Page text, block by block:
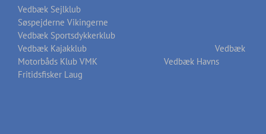
Vedbæk Sejlklub
Søspejderne Vikingerne
Vedbæk Sportsdykkerklub
Vedbæk Kajakklub
Vedbæk
Motorbåds Klub VMK
Vedbæk Havns
Fritidsfisker Laug